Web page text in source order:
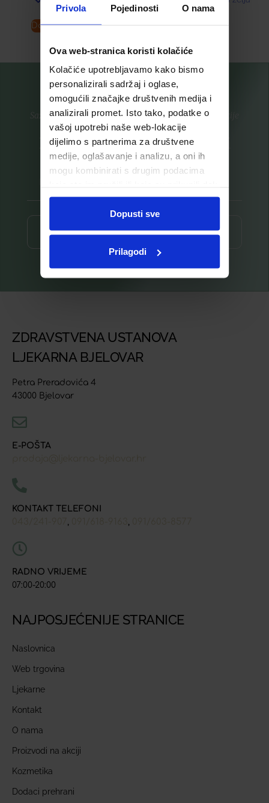
Privola Pojedinosti O nama
Ova web-stranica koristi kolačiće
Kolačiće upotrebljavamo kako bismo
personalizirali sadržaj i oglase,
omogućili značajke društvenih medija i
analizirali promet. Isto tako, podatke o
vašoj upotrebi naše web-lokacije
dijelimo s partnerima za društvene
medije, oglašavanje i analizu, a oni ih
mogu kombinirati s drugim podacima
ste upotrebljavali njihove usluge.
Dopusti sve
Prilagodi
Dodaj u košaricu
Saznajte prvi za nove proizvode i ekskluzivne promocije
Prijavite se na listu za novosti
Prijava ⟶
ZDRAVSTVENA USTANOVA
LJEKARNA BJELOVAR
Petra Preradovića 4
43000 Bjelovar
E-POŠTA
KONTAKT TELEFONI
RADNO VRIJEME
07:00-20:00
NAJPOSJEĆENIJE STRANICE
Naslovnica
Web trgovina
Ljekarne
Kontakt
O nama
Proizvodi na akciji
Kozmetika
Dodaci prehrani